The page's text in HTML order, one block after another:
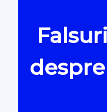
Oamenii Legii
#Verificat